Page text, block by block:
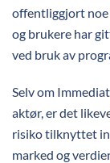
offentliggjort noe
og brukere har
ved bruk av
Selv om
aktør, er det
risiko tilknyttet
marked og